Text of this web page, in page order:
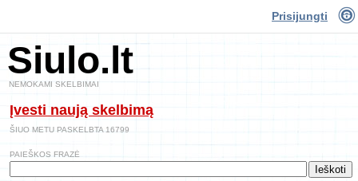
Prisijungti
Siulo.lt
NEMOKAMI SKELBIMAI
Įvesti naują skelbimą
ŠIUO METU PASKELBTA 16799
PAIEŠKOS FRAZĖ